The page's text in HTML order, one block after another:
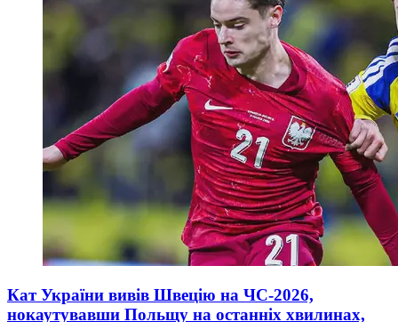
Кат України вивів Швецію на ЧС-2026,
нокаутувавши Польщу на останніх хвилинах,